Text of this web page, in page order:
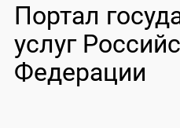
Портал
услуг
Федерации